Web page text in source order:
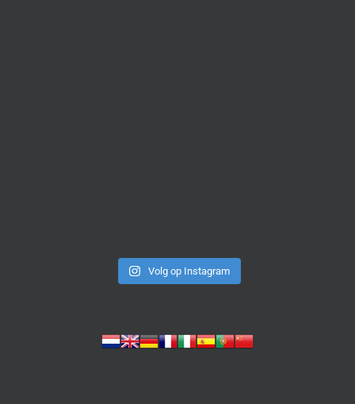
Volg op Instagram